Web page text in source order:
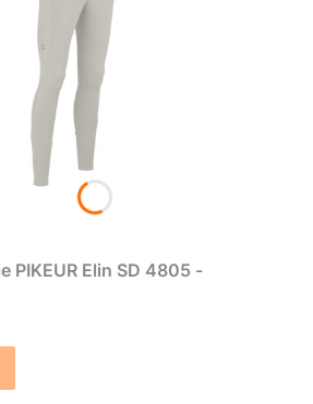
PIKEUR Elin SD 4805 -